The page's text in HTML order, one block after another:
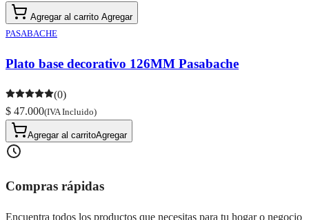
Agregar al carrito Agregar
PASABACHE
Plato base decorativo 126MM Pasabache
(0)
$ 47.000(IVA Incluido)
Agregar al carritoAgregar
Compras rápidas
Encuentra todos los productos que necesitas para tu hogar o negocio